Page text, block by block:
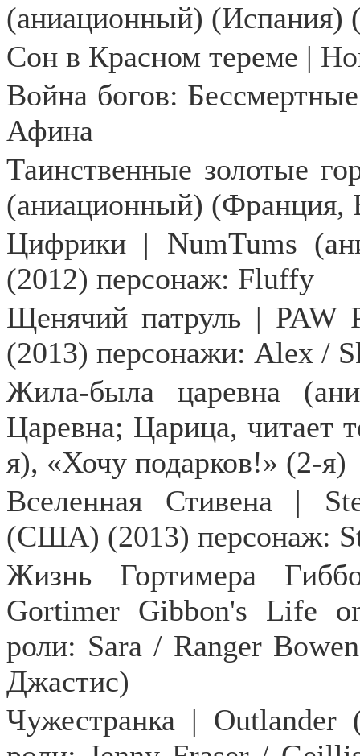
(аниационный) (Испания)
Сон в Красном тереме |
Война богов:
Афина
Таинственные золотые
(аниационный) (Франция,
Цифрики | NumTums
(2012) персонаж: Fluffy
Щенячий патруль | PAW
(2013) персонажи: Alex /
Жила-была царевна
Царевна; Царица, читает
я), «Хочу подарков!» (2-я)
Вселенная Стивена |
(США) (2013) персонаж:
Жизнь Гортимера
Gortimer Gibbon's Life
роли: Sara / Ranger Bowen
Джастис)
Чужестранка | Outlander